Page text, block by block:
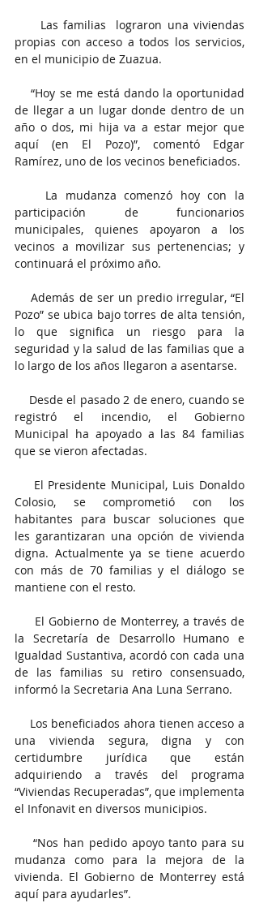
propias con acceso a todos los servicios,
en el municipio de Zuazua.
    “Hoy se me está dando la oportunidad
de llegar a un lugar donde dentro de un
año o dos, mi hija va a estar mejor que
aquí (en El Pozo)”, comentó Edgar
Ramírez, uno de los vecinos beneficiados.
participación de funcionarios
municipales, quienes apoyaron a los
vecinos a movilizar sus pertenencias; y
continuará el próximo año.
    Además de ser un predio irregular, “El
Pozo” se ubica bajo torres de alta tensión,
lo que significa un riesgo para la
seguridad y la salud de las familias que a
lo largo de los años llegaron a asentarse.
registró el incendio, el Gobierno
Municipal ha apoyado a las 84 familias
que se vieron afectadas.
Colosio, se comprometió con los
habitantes para buscar soluciones que
les garantizaran una opción de vivienda
digna. Actualmente ya se tiene acuerdo
con más de 70 familias y el diálogo se
mantiene con el resto.
la Secretaría de Desarrollo Humano e
Igualdad Sustantiva, acordó con cada una
de las familias su retiro consensuado,
informó la Secretaria Ana Luna Serrano.
una vivienda segura, digna y con
certidumbre jurídica que están
adquiriendo a través del programa
“Viviendas Recuperadas”, que implementa
el Infonavit en diversos municipios.
    “Nos han pedido apoyo tanto para su
mudanza como para la mejora de la
vivienda. El Gobierno de Monterrey está
aquí para ayudarles”.